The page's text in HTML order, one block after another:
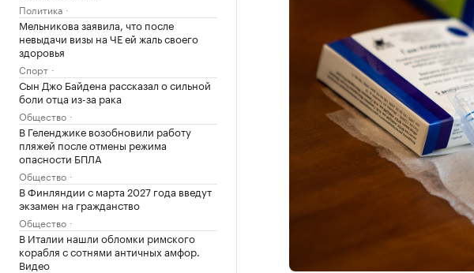
Политика
Мельникова заявила, что после
невыдачи визы на ЧЕ ей жаль своего
здоровья
Спорт
Сын Джо Байдена рассказал о сильной
боли отца из-за рака
Общество
В Геленджике возобновили работу
пляжей после отмены режима
опасности БПЛА
Общество
В Финляндии с марта 2027 года введут
экзамен на гражданство
Общество
В Италии нашли обломки римского
корабля с сотнями античных амфор.
Видео